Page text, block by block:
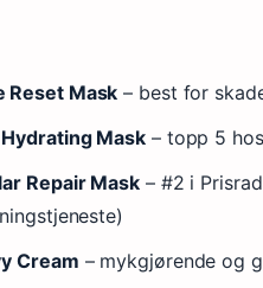
Reset Mask – best for
Mask – topp 5
Repair Mask – #2 i
Cream – mykgjørende og